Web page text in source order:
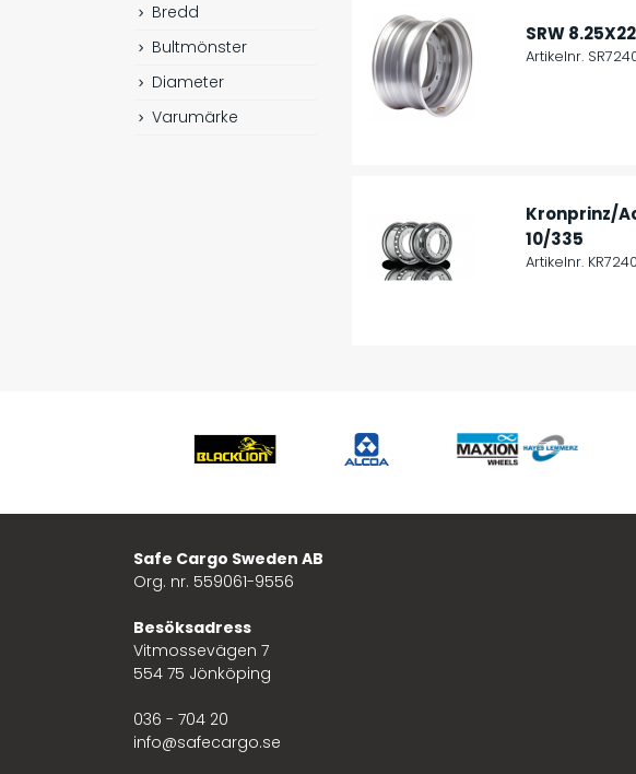
Bredd
Bultmönster
Diameter
Varumärke
SRW
Artikelnr.
Kronprinz/
10/335
Artikelnr.
Safe Cargo Sweden AB
Org. nr. 559061-9556
Besöksadress
Vitmossevägen 7
554 75 Jönköping
036 - 704 20
info@safecargo.se